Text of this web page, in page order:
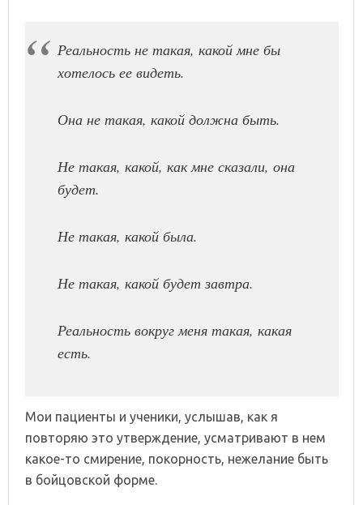
Реальность не такая, какой мне бы
хотелось ее видеть.
Она не такая, какой должна быть.
Не такая, какой, как мне сказали, она
будет.
Не такая, какой была.
Не такая, какой будет завтра.
Реальность вокруг меня такая, какая
есть.
Мои пациенты и ученики, услышав, как я
повторяю это утверждение, усматривают в нем
какое-то смирение, покорность, нежелание быть
в бойцовской форме.